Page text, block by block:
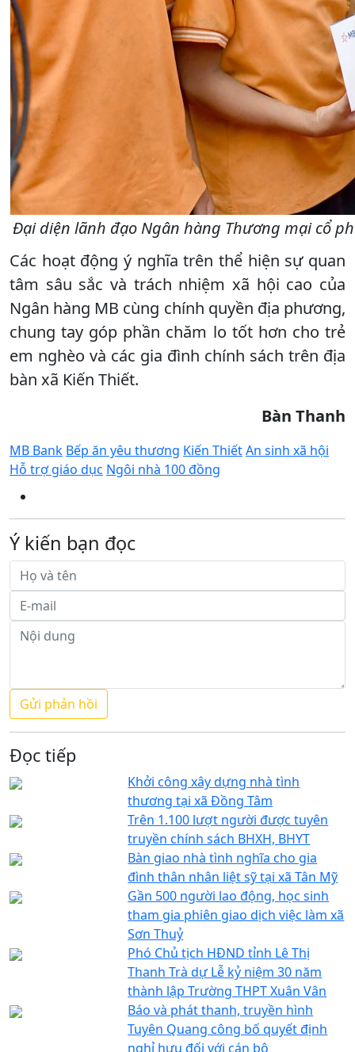
Đại diện lãnh đạo Ngân hàng Thương mại cổ
Các hoạt động ý nghĩa trên thể hiện sự quan
tâm sâu sắc và trách nhiệm xã hội cao của
Ngân hàng MB cùng chính quyền địa phương,
chung tay góp phần chăm lo tốt hơn cho trẻ
em nghèo và các gia đình chính sách trên địa
bàn xã Kiến Thiết.
Bàn Thanh
MB Bank Bếp ăn yêu thương Kiến ThiếtAn sinh xã hội
Hỗ trợ giáo dục Ngôi nhà 100 đồng
Ý kiến bạn đọc
Đọc tiếp
Khởi công xây dựng nhà tình
thương tại xã Đồng Tâm
Trên 1.100 lượt người được tuyên
truyền chính sách BHXH, BHYT
Bàn giao nhà tình nghĩa cho gia
đình thân nhân liệt sỹ tại xã Tân Mỹ
Gần 500 người lao động, học sinh
tham gia phiên giao dịch việc làm xã
Sơn Thuỷ
Phó Chủ tịch HĐND tỉnh Lê Thị
Thanh Trà dự Lễ kỷ niệm 30 năm
thành lập Trường THPT Xuân Vân
Báo và phát thanh, truyền hình
Tuyên Quang công bố quyết định
nghỉ hưu đối với cán bộ